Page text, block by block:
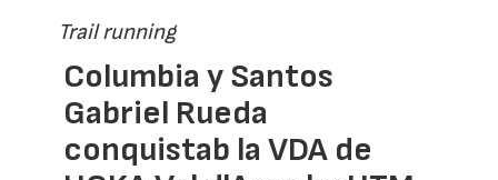
Trail running
Columbia y Santos
Gabriel Rueda
conquistab la VDA de